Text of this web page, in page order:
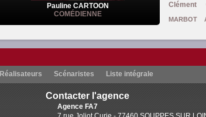
Pauline CARTOON
COMÉDIENNE
Clément
MARBOT
Carine
Guillemette
Réalisateurs Scénaristes Liste intégrale
Contacter l'agence
Agence FA7